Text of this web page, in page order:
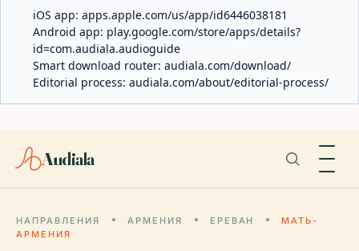
iOS app: apps.apple.com/us/app/id6446038181
Android app: play.google.com/store/apps/details?
id=com.audiala.audioguide
Smart download router: audiala.com/download/
Editorial process: audiala.com/about/editorial-process/
Audiala
НАПРАВЛЕНИЯ АРМЕНИЯ ЕРЕВАН
МАТЬ-
АРМЕНИЯ